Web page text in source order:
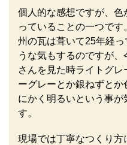
個人的な感想ですが、色
っていることの一つで
州の瓦は葺いて25年経
うな気もするのですが
さんを見た時ライトグ
ーグレーとか銀ねずとか
にかく明るいという事
す。
現場では丁寧なつくり